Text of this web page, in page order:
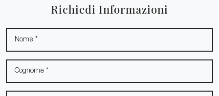
Richiedi Informazioni